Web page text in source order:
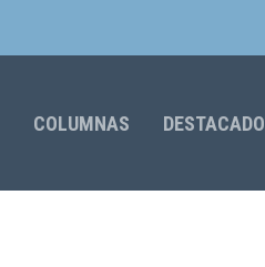
COLUMNAS DESTACADO